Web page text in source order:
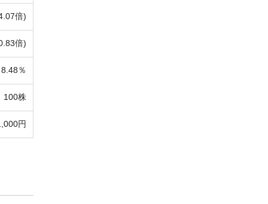
倍)
倍)
8.48％
100株
円